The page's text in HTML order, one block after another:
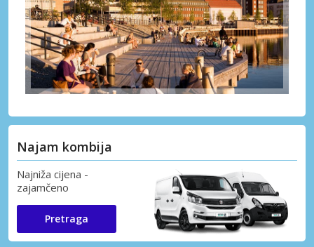
Najam kombija
Najniža cijena -
zajamčeno
Pretraga